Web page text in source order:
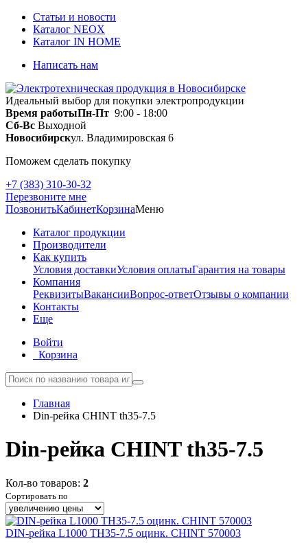
Статьи и новости
Каталог NEOX
Каталог IN HOME
Написать нам
Идеальный выбор для покупки электропродукции
Время работыПн-Пт 9:00 - 18:00
Сб-Вс Выходной
Новосибирскул. Владимировская 6
Поможем сделать покупку
+7 (383) 310-30-32
Перезвоните мне
ПозвонитьКабинетКорзинаМеню
Каталог продукции
Производители
Как купить
Условия доставкиУсловия оплатыГарантия на товары
Компания
РеквизитыВакансииВопрос-ответОтзывы о компании
Контакты
Еще
Войти
Корзина
Главная
Din-рейка CHINT th35-7.5
Din-рейка CHINT th35-7.5
Кол-во товаров: 2
Сортировать по
DIN-рейка L1000 TH35-7.5 оцинк. CHINT 570003